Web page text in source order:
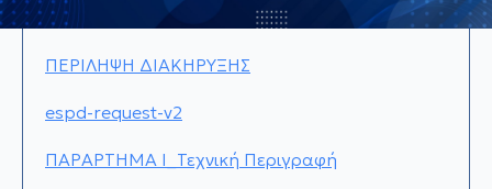
ΠΕΡΙΛΗΨΗ ΔΙΑΚΗΡΥΞΗΣ
espd-request-v2
ΠΑΡΑΡΤΗΜΑ Ι_Τεχνική Περιγραφή